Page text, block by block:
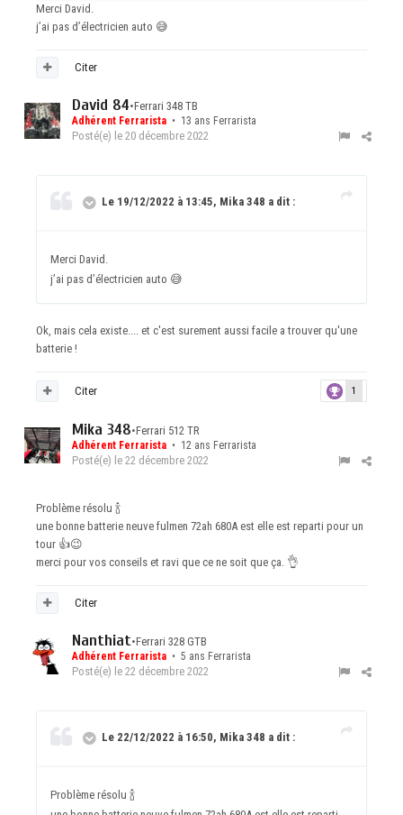
Merci David.
j’ai pas d’électricien auto 😅
Citer
David 84•Ferrari 348 TB
Adhérent Ferrarista • 13 ans Ferrarista
Posté(e) le 20 décembre 2022
Le 19/12/2022 à 13:45, Mika 348 a dit :
Merci David.
j’ai pas d’électricien auto 😅
Ok, mais cela existe.... et c'est surement aussi facile a trouver qu'une
batterie !
1
Citer
Mika 348•Ferrari 512 TR
Adhérent Ferrarista • 12 ans Ferrarista
Posté(e) le 22 décembre 2022
Problème résolu 🍾
une bonne batterie neuve fulmen 72ah 680A est elle est reparti pour un
tour 👍😉
merci pour vos conseils et ravi que ce ne soit que ça. 👌
Citer
Nanthiat•Ferrari 328 GTB
Adhérent Ferrarista • 5 ans Ferrarista
Posté(e) le 22 décembre 2022
Le 22/12/2022 à 16:50, Mika 348 a dit :
Problème résolu 🍾